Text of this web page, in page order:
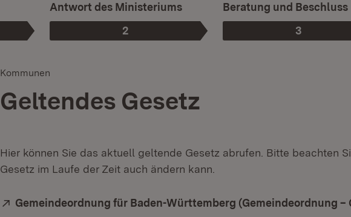
Phase
2
:
Antwort des Ministeriums
Phase
3
:
Beratung und Beschluss
Kommunen
Geltendes Gesetz
Hier können Sie das aktuell geltende Gesetz abrufen. Bitte beachten
Gesetz im Laufe der Zeit auch ändern kann.
Extern:
Gemeindeordnung für Baden-Württemberg (Gemeindeordnung –